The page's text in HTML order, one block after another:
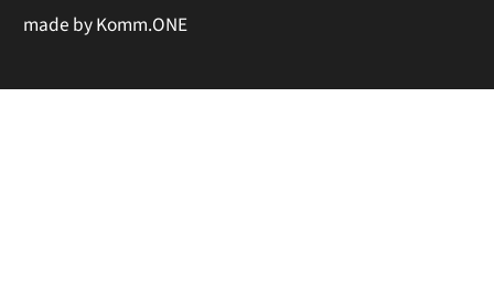
made byKomm.ONE